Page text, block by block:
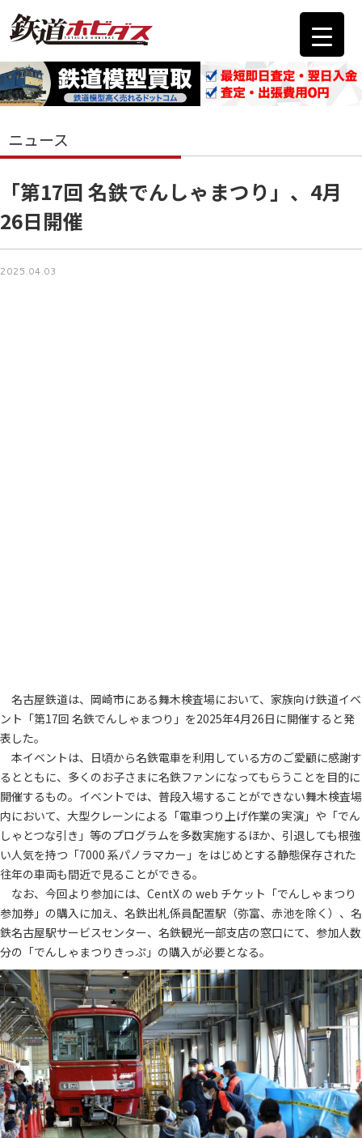
ニュース
「第17回 名鉄でんしゃまつり」、4月
26日開催
2025.04.03
名古屋鉄道は、岡崎市にある舞木検査場において、家族向け鉄道イベ
ント「第17回 名鉄でんしゃまつり」を2025年4月26日に開催すると発
表した。
本イベントは、日頃から名鉄電車を利用している方のご愛顧に感謝す
るとともに、多くのお子さまに名鉄ファンになってもらうことを目的に
開催するもの。イベントでは、普段入場することができない舞木検査場
内において、大型クレーンによる「電車つり上げ作業の実演」や「でん
しゃとつな引き」等のプログラムを多数実施するほか、引退しても根強
い人気を持つ「7000 系パノラマカー」をはじめとする静態保存された
往年の車両も間近で見ることができる。
なお、今回より参加には、CentX の web チケット「でんしゃまつり
参加券」の購入に加え、名鉄出札係員配置駅（弥富、赤池を除く）、名
鉄名古屋駅サービスセンター、名鉄観光一部支店の窓口にて、参加人数
分の「でんしゃまつりきっぷ」の購入が必要となる。